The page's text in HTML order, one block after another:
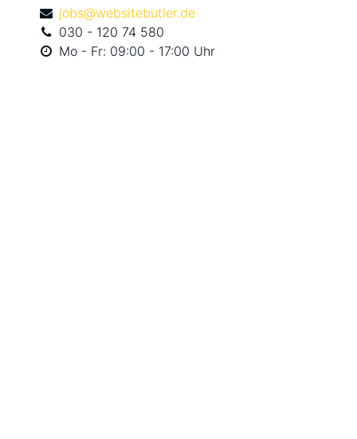
jobs@websitebutler.de
030 - 120 74 580
Mo - Fr: 09:00 - 17:00 Uhr